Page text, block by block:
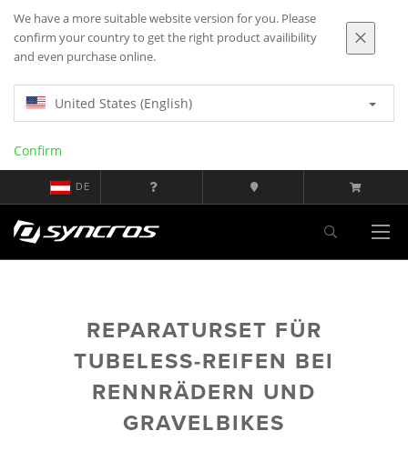
We have a more suitable website version for you. Please
confirm your country to get the right product availibility
and even purchase online.
United States (English)
Confirm
DE
REPARATURSET FÜR
TUBELESS-REIFEN BEI
RENNRÄDERN UND
GRAVELBIKES